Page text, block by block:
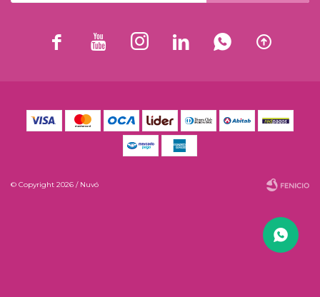
     
© Copyright 2026 / Nuvó